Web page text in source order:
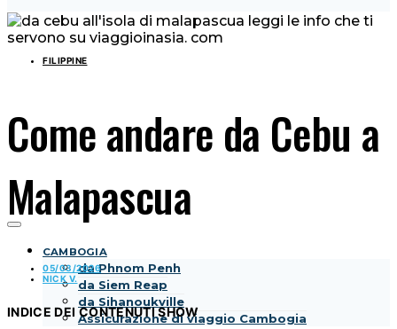
CAMBOGIA
da Phnom Penh
da Siem Reap
da Sihanoukville
Assicurazione di viaggio Cambogia
FILIPPINE
Come andare da Cebu a
Malapascua
05/03/2026
NICK V.
INDICE DEI CONTENUTISHOW